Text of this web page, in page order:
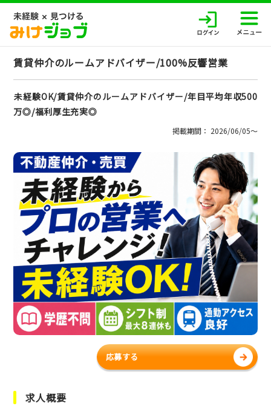
賃貸仲介のルームアドバイザー/100%反響営業
未経験OK/賃貸仲介のルームアドバイザー/年目平均年収500
万◎/福利厚生充実◎
掲載期間： 2026/06/05〜
応募する
求人概要